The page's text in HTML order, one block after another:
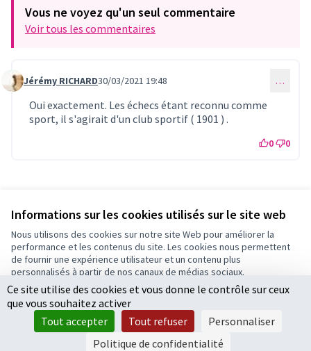
Informations sur les cookies utilisés sur le site web
Nous utilisons des cookies sur notre site Web pour améliorer la
performance et les contenus du site. Les cookies nous permettent
de fournir une expérience utilisateur et un contenu plus
personnalisés à partir de nos canaux de médias sociaux.
Tout accepter
Accepter seulement les cookies essentiels
Paramètres
Vous ne voyez qu'un seul commentaire
Voir tous les commentaires
Commentaire 404 (réponse au commentaire 403)
Jérémy RICHARD30/03/2021 19:48 …
Oui exactement. Les échecs étant reconnu comme
sport, il s'agirait d'un club sportif ( 1901 ) .
0 0
Vérifiez l'empreinte numérique
Conditions d'utilisation
Paramètres des cookies
(Lien externe)
Site réalisé parOpen Source Politics
(Lien externe)
grâce aulogiciel libre
Licence
(Lien
Ce site utilise des cookies et vous donne le contrôle sur ceux
que vous souhaitez activer
Tout accepter
Tout refuser
Personnaliser
Politique de confidentialité